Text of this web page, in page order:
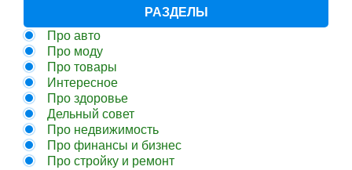
РАЗДЕЛЫ
Про авто
Про моду
Про товары
Интересное
Про здоровье
Дельный совет
Про недвижимость
Про финансы и бизнес
Про стройку и ремонт